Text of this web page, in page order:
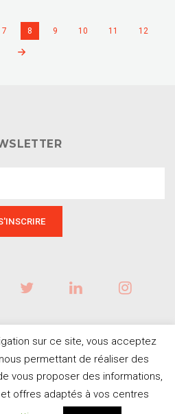
7 8 9 10 11 12
droits réservés
BESOIN D'AIDE ?
sur ce site, vous acceptez
permettant de réaliser des
vous proposer des informations,
offres adaptés à vos centres